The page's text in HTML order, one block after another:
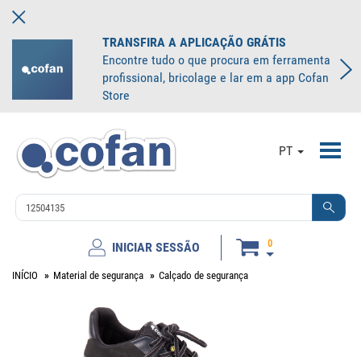
TRANSFIRA A APLICAÇÃO GRÁTIS
Encontre tudo o que procura em ferramenta
profissional, bricolage e lar em a app Cofan
Store
PT
INICIAR SESSÃO 0
INÍCIO Material de segurança Calçado de segurança